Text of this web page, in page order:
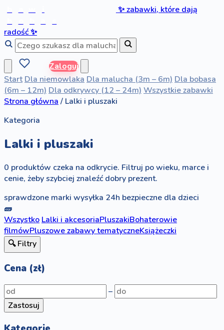
✨zabawki, które dają
radość✨
Zaloguj
Start Dla niemowlaka Dla malucha (3m – 6m) Dla bobasa
(6m – 12m) Dla odkrywcy (12 – 24m) Wszystkie zabawki
Strona główna / Lalki i pluszaki
Kategoria
Lalki i pluszaki
0 produktów czeka na odkrycie. Filtruj po wieku, marce i
cenie, żeby szybciej znaleźć dobry prezent.
sprawdzone marki wysyłka 24h bezpieczne dla dzieci
🧱
Wszystko Lalki i akcesoriaPluszakiBohaterowie
filmówPluszowe zabawy tematyczneKsiążeczki
🔍 Filtry
Cena (zł)
–
Zastosuj